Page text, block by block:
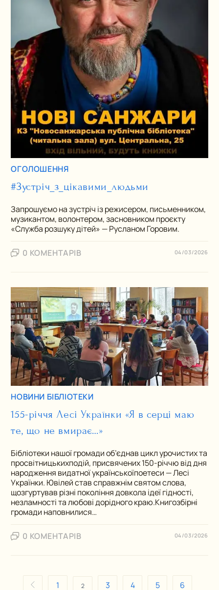
ОГОЛОШЕННЯ
#Зустріч_з_цікавими_людьми
Запрошуємо на зустріч із режисером, письменником,
музикантом, волонтером, засновником проєкту
«Служба розшуку дітей» — Русланом Горовим.
0 КОМЕНТАРІВ 04/03/2026
НОВИНИ БІБЛІОТЕКИ
155-річчя Лесі Українки «Я в серці маю
те, що не вмирає…»
Бібліотеки нашої громади об’єднав цикл урочистих та
просвітницькихподій, присвячених 150-річчю від дня
народження видатної українськоїпоетеси — Лесі
Українки. Ювілей став справжнім святом слова,
щозгуртував різні покоління довкола ідеї гідності,
незламності та любові дорідного краю.Книгозбiрнi
громади наповнилися…
0 КОМЕНТАРІВ 04/03/2026
1 2 3 4 5 6